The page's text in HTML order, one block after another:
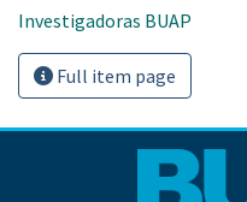
Investigadoras BUAP
Full item page